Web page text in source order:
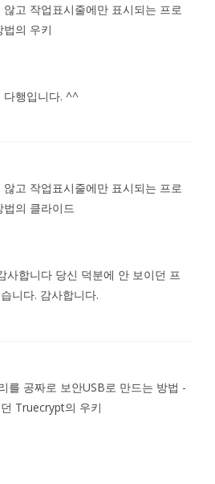
고 작업표시줄에만 표시되는 프로
법의 우키
다행입니다. ^^
고 작업표시줄에만 표시되는 프로
법의 클라이드
사합니다 당신 덕분에 안 보이던 프
니다. 감사합니다.
를 공짜로 보안USB로 만드는 방법 -
Truecrypt의 우키